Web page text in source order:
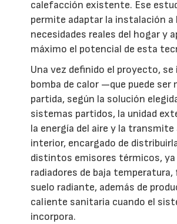
calefacción existente. Ese
permite adaptar la instalación a
necesidades reales del hogar y
máximo el potencial de esta
Una vez definido el proyecto, se
bomba de calor —que puede ser
partida, según la solución
sistemas partidos, la unidad
la energía del aire y la transmite
interior, encargado de
distintos emisores térmicos, ya
radiadores de baja
suelo radiante, además de
caliente sanitaria cuando el
incorpora.